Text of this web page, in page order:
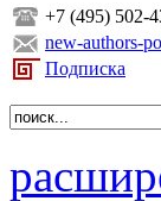
+7 (495) 502-
new-authors-
Подписка